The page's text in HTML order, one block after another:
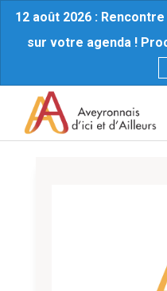
12 août 2026 :
sur votre agenda !